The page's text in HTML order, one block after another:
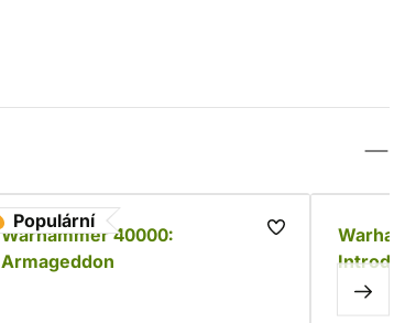
Populární
Warhammer 40000:
Armageddon